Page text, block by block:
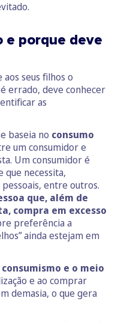
e porque deve
seus filhos o
errado, deve conhecer
as
baseia no consumo
um consumidor e
Um consumidor é
que necessita,
entre outros.
que, além de
compra em excesso
preferência a
ainda estejam em
e o meio
e ao comprar
demasia, o que gera